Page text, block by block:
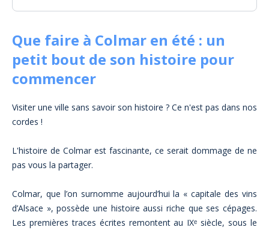
Que faire à Colmar en été : un
petit bout de son histoire pour
commencer
Visiter une ville sans savoir son histoire ? Ce n'est pas dans nos
cordes !
L'histoire de Colmar est fascinante, ce serait dommage de ne
pas vous la partager.
Colmar, que l’on surnomme aujourd’hui la « capitale des vins
d’Alsace », possède une histoire aussi riche que ses cépages.
Les premières traces écrites remontent au IXᵉ siècle, sous le